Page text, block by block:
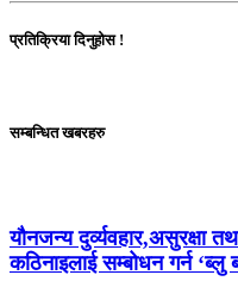
प्रतिक्रिया दिनुहोस !
सम्बन्धित खबरहरु
यौनजन्य दुर्व्यवहार,असुरक्षा
कठिनाइलाई सम्बोधन गर्न